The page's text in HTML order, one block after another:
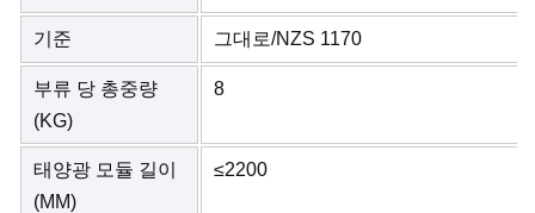
기준 그대로/NZS 1170
부류 당 총중량
(KG)
8
태양광 모듈 길이
(MM)
≤2200